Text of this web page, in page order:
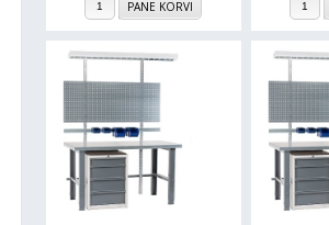
PANE KORVI